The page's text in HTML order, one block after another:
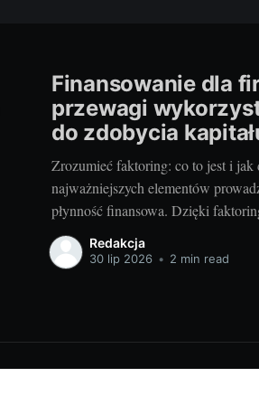
Finansowanie dla
przewagi
do zdobycia
Zrozumieć faktoring: co to jest i jak
najważniejszych elementów
płynność finansowa. Dzięki
mogą szybko przekształcić swoje
gotówkę, minimalizując ryzyko
Redakcja
30 lip 2026 • 2 min read